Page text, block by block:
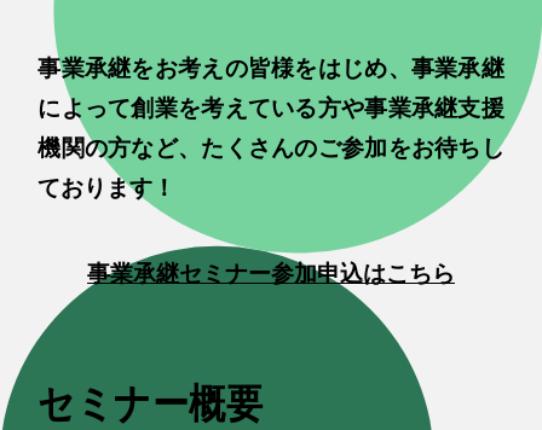
事業承継をお考えの皆様をはじめ、事業承継
によって創業を考えている方や事業承継支援
機関の方など、たくさんのご参加をお待ちし
ております！
事業承継セミナー参加申込はこちら
セミナー概要